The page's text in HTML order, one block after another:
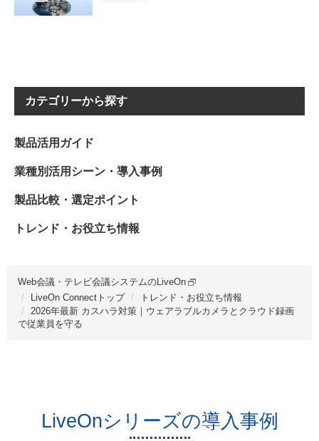
カテゴリーから探す
製品活用ガイド
業種別活用シーン・導入事例
製品比較・選定ポイント
トレンド・お役立ち情報
Web会議・テレビ会議システムのLiveOn
LiveOn Connectトップ
トレンド・お役立ち情報
2026年最新 カスハラ対策｜ウェアラブルカメラとクラウド録画
で従業員を守る
LiveOnシリーズの導入事例